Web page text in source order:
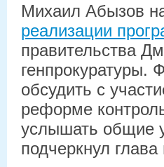
Михаил Абызов
реализации
правительства
генпрокуратуры.
обсудить с
реформе
услышать общие
подчеркнул